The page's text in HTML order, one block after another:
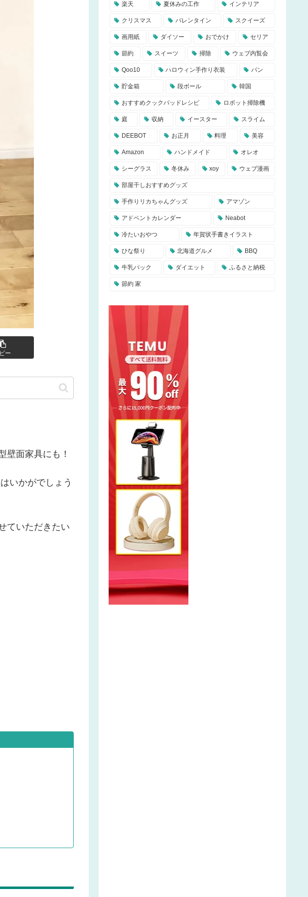
ー
壁面家具にも！
いかがでしょう
ていただきたい
楽天 夏休みの工作 インテリア
クリスマス バレンタイン スクイーズ
画用紙 ダイソー おでかけ セリア
節約 スイーツ 掃除 ウェブ内覧会
Qoo10 ハロウィン手作り衣装 パン
貯金箱 段ボール 韓国
おすすめクックパッドレシピ ロボット掃除機
庭 収納 イースター スライム
DEEBOT お正月 料理 美容
Amazon ハンドメイド オレオ
シーグラス 冬休み xoy ウェブ漫画
部屋干しおすすめグッズ
手作りリカちゃんグッズ アマゾン
アドベントカレンダー Neabot
冷たいおやつ 年賀状手書きイラスト
ひな祭り 北海道グルメ BBQ
牛乳パック ダイエット ふるさと納税
節約 家